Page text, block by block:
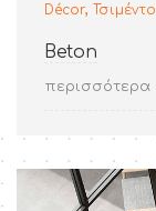
Décor, Τσιμέντο
Beton
περισσότερα